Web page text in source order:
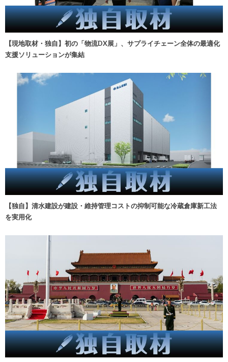
【現地取材・独自】初の「物流DX展」、サプライチェーン全体の最適化
支援ソリューションが集結
【独自】清水建設が建設・維持管理コストの抑制可能な冷蔵倉庫新工法
を実用化